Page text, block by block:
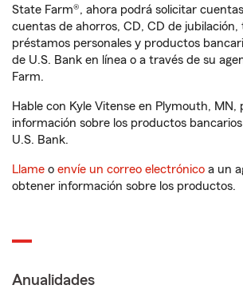
State Farm®, ahora podrá solicitar
cuentas de ahorros, CD, CD de
préstamos personales y productos
de U.S. Bank en línea o a través de su
Farm.
Hable con Kyle Vitense en Plymouth, MN,
información sobre los productos
U.S. Bank.
Llame o envíe un correo electrónico a un
obtener información sobre los productos.
Anualidades